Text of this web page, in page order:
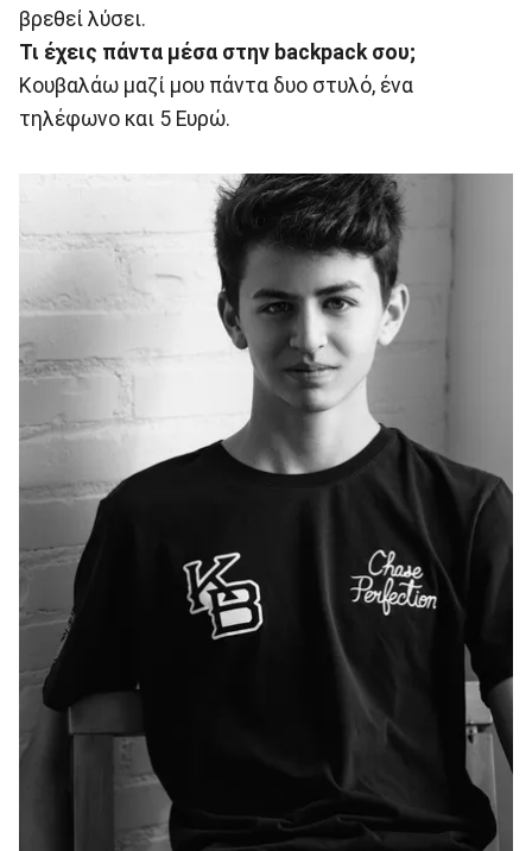
βρεθεί λύσει.
Τι έχεις πάντα μέσα στην backpack σου;
Κουβαλάω μαζί μου πάντα δυο στυλό, ένα
τηλέφωνο και 5 Ευρώ.